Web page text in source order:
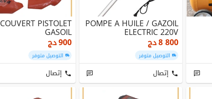
POMPE A HUILE / GAZOIL
ELECTRIC 220V
8 800دج
التوصيل متوفر
إتصال
COUVERT PISTOLET
GASOIL
900دج
التوصيل متوفر
إتصال